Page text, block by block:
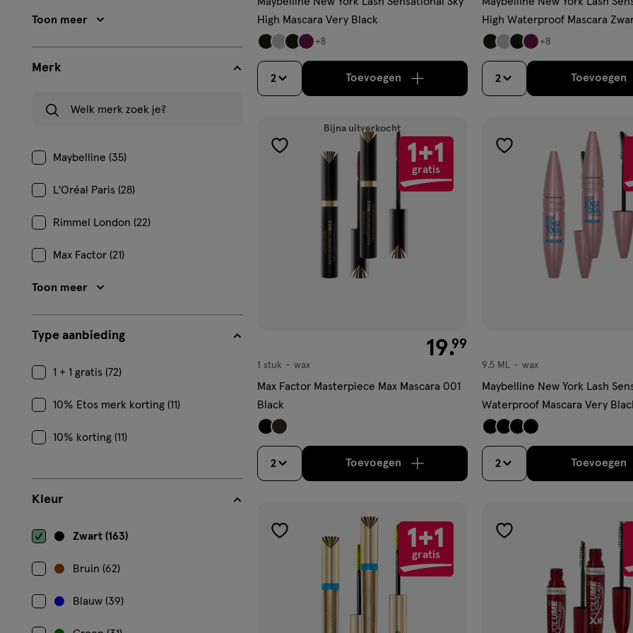
Toon meer
Merk
Maybelline (35)
L'Oréal Paris (28)
Rimmel London (22)
Max Factor (21)
Toon meer
Type aanbieding
1 + 1 gratis (72)
10% Etos merk korting (11)
10% korting (11)
Kleur
Zwart (163)
Bruin (62)
Blauw (39)
High Mascara Very Black
+8
2 Toevoegenverhoog aantal met één, Limiet bereikt.Je kan
High Waterproof Mascara
+8
2 Toevoegen
Bijna uitverkocht
1+1
gratis
toevoegen
€ 19.99
19.99
wax
1 stuk wax
Max Factor Masterpiece Max Mascara 001
Black
2 Toevoegenverhoog aantal met één, Bijna uitverkocht!Er
toevoegen
verlanglijst
wax
9.5 ML wax
Maybelline New York Lash
Waterproof Mascara Very
2 Toevoegen
1+1
gratis
toevoegen
toevoegen
verlanglijst